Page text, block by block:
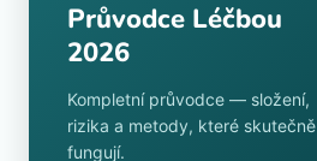
Průvodce Léčbou
2026
Kompletní průvodce — složení,
rizika a metody, které skutečně
fungují.